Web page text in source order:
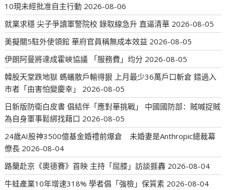
10現未經批准自主行動 2026-08-06
就業求穩 尖子爭讀軍警院校 錄取線急升 直逼清華 2026-08-05
美擬關5駐外使領館 華府官員稱無成本效益 2026-08-05
伊朗阿曼將達成霍峽協議 「服務費」均分 2026-08-05
韓股天堂跌地獄 螞蟻散戶輸得狠 上月最少36萬戶口斬倉 錯過入
市者「由害怕變慶幸」
2026-08-05
日新版防衛白皮書 倡結伴「應對華挑戰」 中國國防部：賊喊捉賊
為自身軍事鬆綁找藉口 2026-08-05
24歲AI股神3500億基金婚禮前爆倉 未婚妻是Anthropic總裁幕
僚長 2026-08-04
路蘭赴京《奧德賽》首映 主持「屈膝」訪談捱轟 2026-08-04
牛蛙產業10年增速318% 學者倡「強檢」保質素 2026-08-04